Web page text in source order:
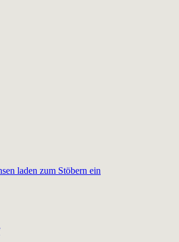
laden zum Stöbern ein